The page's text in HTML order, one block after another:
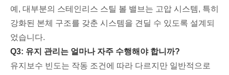
예, 대부분의 스테인리스 스틸 볼 밸브는 고압 시스템, 특히
강화된 본체 구조를 갖춘 시스템을 견딜 수 있도록 설계되
었습니다.
Q3: 유지 관리는 얼마나 자주 수행해야 합니까?
유지보수 빈도는 작동 조건에 따라 다르지만 일반적으로